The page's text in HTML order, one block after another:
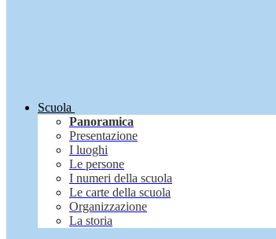
Scuola
Panoramica
Presentazione
I luoghi
Le persone
I numeri della scuola
Le carte della scuola
Organizzazione
La storia